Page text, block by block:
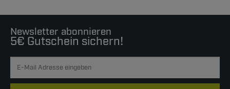
Newsletter abonnieren
5€ Gutschein sichern!